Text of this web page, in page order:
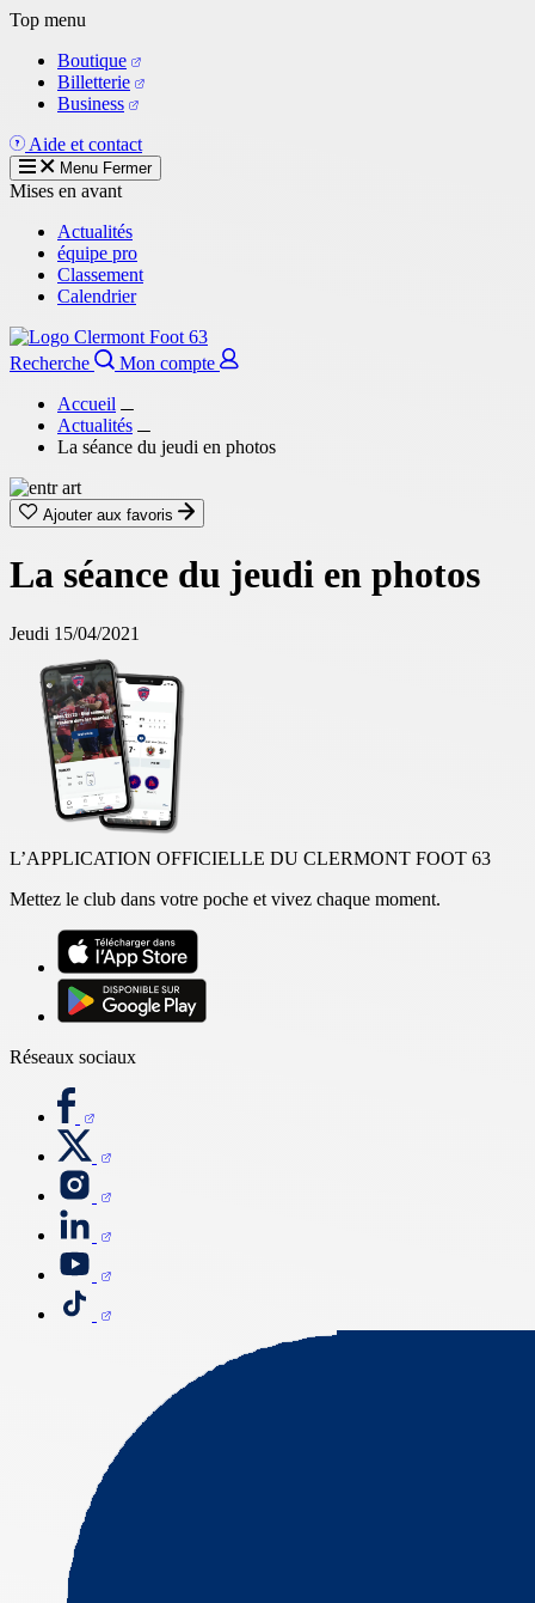
Aller
contenu
principal
Top menu
Boutique
Billetterie
Business
Aide et contact
Menu Fermer
Mises en avant
Actualités
équipe pro
Classement
Calendrier
Recherche
Mon compte
Accueil
Actualités
La séance du jeudi en photos
Ajouter aux favoris
La séance du jeudi en photos
Jeudi 15/04/2021
L’APPLICATION OFFICIELLE DU CLERMONT FOOT 63
Mettez le club dans votre poche et vivez chaque moment.
Réseaux sociaux